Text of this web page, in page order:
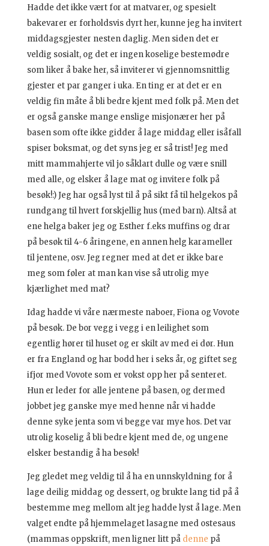
Hadde det ikke vært for at matvarer, og spesielt
bakevarer er forholdsvis dyrt her, kunne jeg ha invitert
middagsgjester nesten daglig. Men siden det er
veldig sosialt, og det er ingen koselige bestemødre
som liker å bake her, så inviterer vi gjennomsnittlig
gjester et par ganger i uka. En ting er at det er en
veldig fin måte å bli bedre kjent med folk på. Men det
er også ganske mange enslige misjonærer her på
basen som ofte ikke gidder å lage middag eller isåfall
spiser boksmat, og det syns jeg er så trist! Jeg med
mitt mammahjerte vil jo såklart dulle og være snill
med alle, og elsker å lage mat og invitere folk på
besøk!:) Jeg har også lyst til å på sikt få til helgekos på
rundgang til hvert forskjellig hus (med barn). Altså at
ene helga baker jeg og Esther f.eks muffins og drar
på besøk til 4-6 åringene, en annen helg karameller
til jentene, osv. Jeg regner med at det er ikke bare
meg som føler at man kan vise så utrolig mye
kjærlighet med mat?
Idag hadde vi våre nærmeste naboer, Fiona og Vovote
på besøk. De bor vegg i vegg i en leilighet som
egentlig hører til huset og er skilt av med ei dør. Hun
er fra England og har bodd her i seks år, og giftet seg
ifjor med Vovote som er vokst opp her på senteret.
Hun er leder for alle jentene på basen, og dermed
jobbet jeg ganske mye med henne når vi hadde
denne syke jenta som vi begge var mye hos. Det var
utrolig koselig å bli bedre kjent med de, og ungene
elsker bestandig å ha besøk!
Jeg gledet meg veldig til å ha en unnskyldning for å
lage deilig middag og dessert, og brukte lang tid på å
bestemme meg mellom alt jeg hadde lyst å lage. Men
valget endte på hjemmelaget lasagne med ostesaus
(mammas oppskrift, men ligner litt på denne på